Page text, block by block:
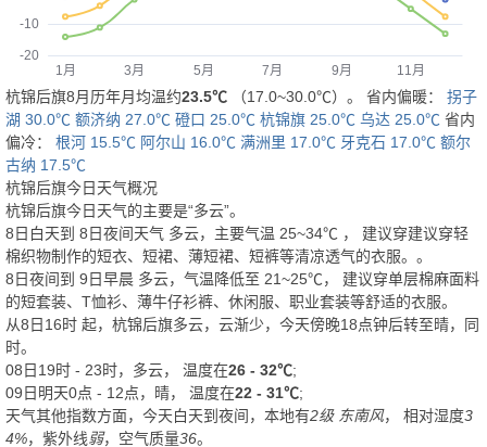
杭锦后旗8月历年月均温约23.5℃ （17.0~30.0℃）。 省内偏暖： 拐子
湖 30.0℃ 额济纳 27.0℃ 磴口 25.0℃ 杭锦旗 25.0℃ 乌达 25.0℃ 省内
偏冷： 根河 15.5℃ 阿尔山 16.0℃ 满洲里 17.0℃ 牙克石 17.0℃ 额尔
古纳 17.5℃
杭锦后旗今日天气概况
杭锦后旗今日天气的主要是“多云”。
8日白天到 8日夜间天气 多云，主要气温 25~34℃ ， 建议穿建议穿轻
棉织物制作的短衣、短裙、薄短裙、短裤等清凉透气的衣服。 。
8日夜间到 9日早晨 多云，气温降低至 21~25℃， 建议穿单层棉麻面料
的短套装、T恤衫、薄牛仔衫裤、休闲服、职业套装等舒适的衣服。
从8日16时 起，杭锦后旗多云，云渐少，今天傍晚18点钟后转至晴，同
时。
08日19时 - 23时，多云， 温度在26 - 32℃;
09日明天0点 - 12点，晴， 温度在22 - 31℃;
天气其他指数方面，今天白天到夜间，本地有2级 东南风， 相对湿度3
4%，紫外线弱，空气质量36。